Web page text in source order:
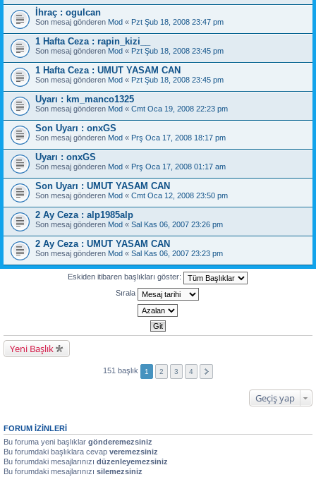
İhraç : ogulcan
Son mesaj gönderen Mod « Pzt Şub 18, 2008 23:47 pm
1 Hafta Ceza : rapin_kizi__
Son mesaj gönderen Mod « Pzt Şub 18, 2008 23:45 pm
1 Hafta Ceza : UMUT YASAM CAN
Son mesaj gönderen Mod « Pzt Şub 18, 2008 23:45 pm
Uyarı : km_manco1325
Son mesaj gönderen Mod « Cmt Oca 19, 2008 22:23 pm
Son Uyarı : onxGS
Son mesaj gönderen Mod « Prş Oca 17, 2008 18:17 pm
Uyarı : onxGS
Son mesaj gönderen Mod « Prş Oca 17, 2008 01:17 am
Son Uyarı : UMUT YASAM CAN
Son mesaj gönderen Mod « Cmt Oca 12, 2008 23:50 pm
2 Ay Ceza : alp1985alp
Son mesaj gönderen Mod « Sal Kas 06, 2007 23:26 pm
2 Ay Ceza : UMUT YASAM CAN
Son mesaj gönderen Mod « Sal Kas 06, 2007 23:23 pm
Eskiden itibaren başlıkları göster:
Sırala
Yeni Başlık
151 başlık 1 2 3 4
Geçiş yap
FORUM IZINLERI
Bu foruma yeni başlıklar gönderemezsiniz
Bu forumdaki başlıklara cevap veremezsiniz
Bu forumdaki mesajlarınızı düzenleyemezsiniz
Bu forumdaki mesajlarınızı silemezsiniz